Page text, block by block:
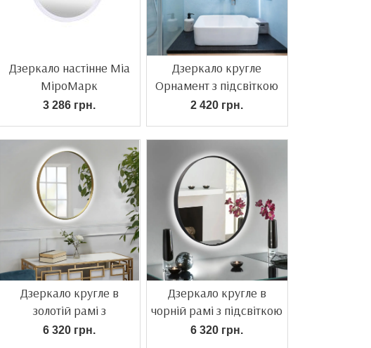
Дзеркало настінне Mia
МіроМарк
3 286 грн.
Дзеркало кругле
Орнамент з підсвіткою
2 420 грн.
Дзеркало кругле в
золотій рамі з
підсвіткою
6 320 грн.
Дзеркало кругле в
чорній рамі з підсвіткою
6 320 грн.